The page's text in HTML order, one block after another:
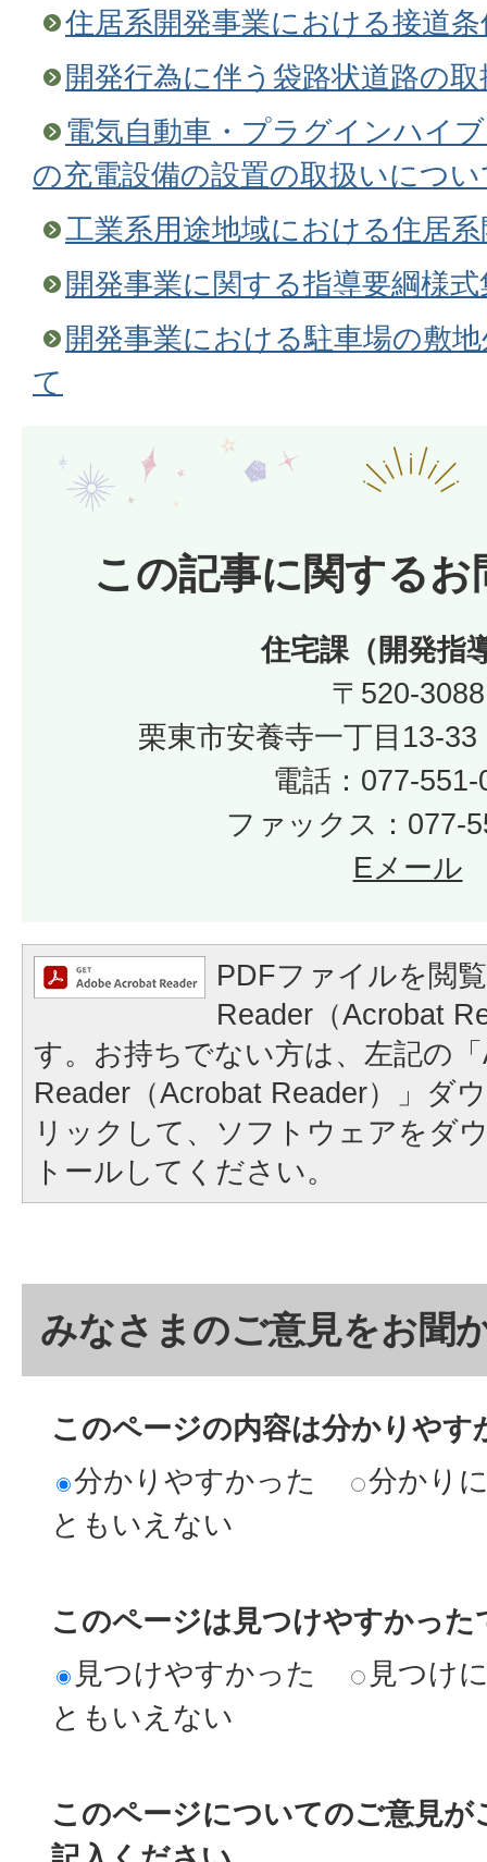
住居系開発事業における接道
開発行為に伴う袋路状道路の
電気自動車・プラグインハイ
の充電設備の設置の取扱いにつ
工業系用途地域における住居
開発事業に関する指導要綱様式
開発事業における駐車場の敷
て
この記事に関するお
住宅課（開発指
〒520-3088
栗東市安養寺一丁目13-
電話：077-551-
ファックス：077-
Eメール
PDFファイルを閲
Reader（Acrobat
す。お持ちでない方は、左記の
Reader（Acrobat Reader）」ダ
リックして、ソフトウェアをダ
トールしてください。
みなさまのご意見をお聞
このページの内容は分かりやす
分かりやすかった
分かり
ともいえない
このページは見つけやすかった
見つけやすかった
見つけ
ともいえない
このページについてのご意見